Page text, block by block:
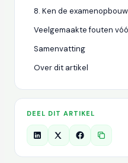
8. Ken de examenopbouw
Veelgemaakte fouten
Samenvatting
Over dit artikel
DEEL DIT ARTIKEL